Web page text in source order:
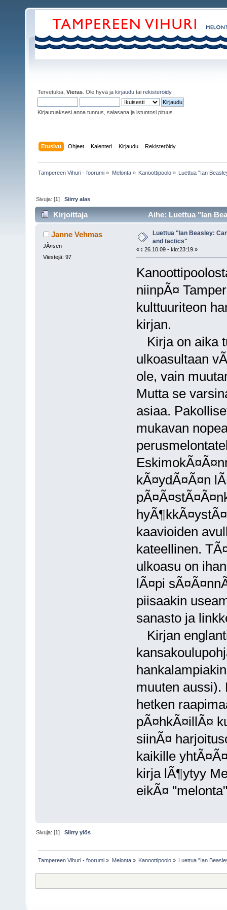
Tervetuloa, Vieras . Ole hyvä ja kirjaudu tai rekisteröidy.
Kirjautuaksesi anna tunnus, salasana ja istuntosi pituus
Etusivu Ohjeet Kalenteri Kirjaudu Rekisteröidy
Tampereen Vihuri - foorumi » Melonta» Kanoottipoolo» Luettua "Ian
Sivuja: [1]Siirry alas
Kirjoittaja Aihe: Luettua "Ian
Janne Vehmas
JÃ¤sen
Viestejä: 97
Luettua "Ian Beasley:
and tactics"
« : 26.10.09 - klo:23:19 »
niinpÃ¤
kulttuuriteon
kirjan.
Kirja on aika
ulkoasultaan
ole, vain
Mutta se
asiaa.
mukavan
kÃ¤ydÃ¤Ã¤n
kaavioiden
kateellinen.
ulkoasu on
lÃ¤pi
piisaakin
sanasto ja
Kirjan
muuten
hetken
pÃ¤hkÃ¤illÃ¤
siinÃ¤
kaikille
kirja lÃ¶ytyy
eikÃ¤
Sivuja: [1]Siirry ylös
Tampereen Vihuri - foorumi » Melonta» Kanoottipoolo» Luettua "Ian